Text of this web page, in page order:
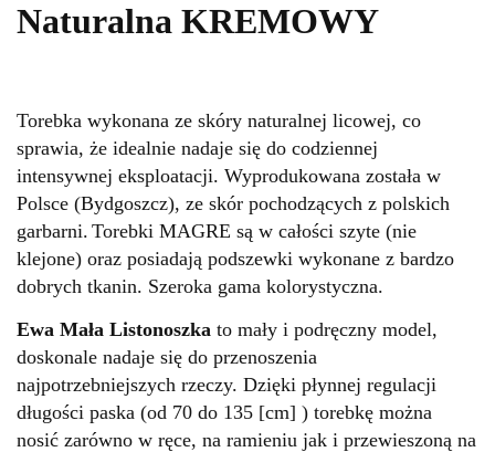
Naturalna KREMOWY
Torebka wykonana ze skóry naturalnej licowej, co
sprawia, że idealnie nadaje się do codziennej
intensywnej eksploatacji. Wyprodukowana została w
Polsce (Bydgoszcz), ze skór pochodzących z polskich
garbarni. Torebki MAGRE są w całości szyte (nie
klejone) oraz posiadają podszewki wykonane z bardzo
dobrych tkanin. Szeroka gama kolorystyczna.
Ewa Mała Listonoszka to mały i podręczny model,
doskonale nadaje się do przenoszenia
najpotrzebniejszych rzeczy. Dzięki płynnej regulacji
długości paska (od 70 do 135 [cm] ) torebkę można
nosić zarówno w ręce, na ramieniu jak i przewieszoną na